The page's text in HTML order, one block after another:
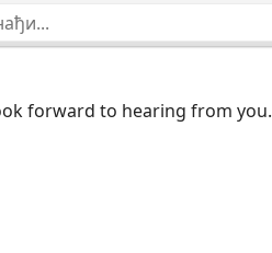
forward to hearing from you.